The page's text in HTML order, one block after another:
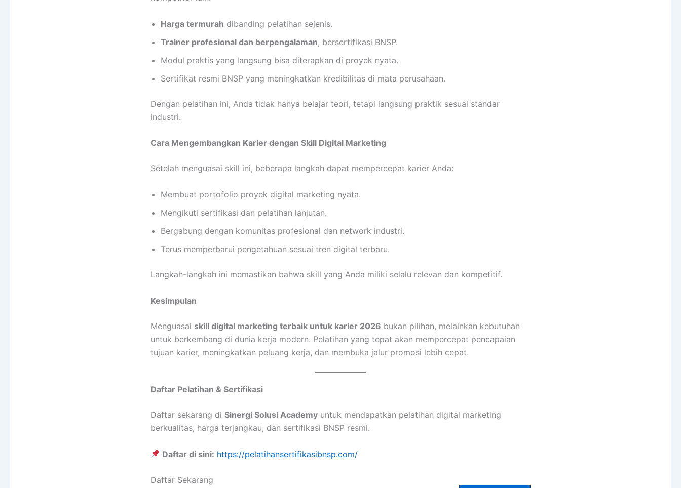
Harga termurah dibanding pelatihan sejenis.
Trainer profesional dan berpengalaman, bersertifikasi BNSP.
Modul praktis yang langsung bisa diterapkan di proyek nyata.
Sertifikat resmi BNSP yang meningkatkan kredibilitas di mata perusahaan.
Dengan pelatihan ini, Anda tidak hanya belajar teori, tetapi langsung praktik sesuai standar
industri.
Cara Mengembangkan Karier dengan Skill Digital Marketing
Setelah menguasai skill ini, beberapa langkah dapat mempercepat karier Anda:
Membuat portofolio proyek digital marketing nyata.
Mengikuti sertifikasi dan pelatihan lanjutan.
Bergabung dengan komunitas profesional dan network industri.
Terus memperbarui pengetahuan sesuai tren digital terbaru.
Langkah-langkah ini memastikan bahwa skill yang Anda miliki selalu relevan dan kompetitif.
Kesimpulan
Menguasai skill digital marketing terbaik untuk karier 2026 bukan pilihan, melainkan kebutuhan
untuk berkembang di dunia kerja modern. Pelatihan yang tepat akan mempercepat pencapaian
tujuan karier, meningkatkan peluang kerja, dan membuka jalur promosi lebih cepat.
Daftar Pelatihan & Sertifikasi
Daftar sekarang di Sinergi Solusi Academy untuk mendapatkan pelatihan digital marketing
berkualitas, harga terjangkau, dan sertifikasi BNSP resmi.
Daftar di sini: https://pelatihansertifikasibnsp.com/
Daftar Sekarang